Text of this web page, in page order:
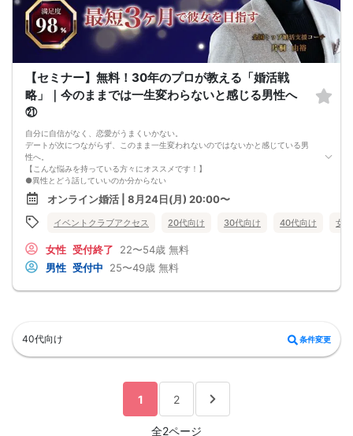
【セミナー】無料！30年のプロが教える「婚活戦
略」｜今のままでは一生変わらないと感じる男性へ
㉑
自分に自信がなく、恋愛がうまくいかない。
デートが次につながらず、このまま一生変われないのではないかと感じている男
性へ。
【こんな悩みを持っている方々にオススメです！】
●異性とどう話していいのか分からない
●婚活パーティー、合コンで上手くいかない
●デートやお見合いが２回目につながらない
●今のままでは一生変わらない気がする
●異性から断られると、自分の人格を否定されている気分になる
最短3ヶ月で彼女ができる可能性を高め、1年以内の結婚を目指すための
恋愛・婚活の具体的な方法をお伝えします。
【婚活戦略セミナーで得られるメリットは！】
●好きになった女性との関係を続けられるようになる
まずは、異性が求めていることを理解し、
それを提供できる自分自身に変化していくことにより、
恋愛婚活が上手くいくようになります。
異性が求めていることを理解し、
それを自然に伝えられる自分に変わることで、
好きな女性から選ばれるようになります。
オンライン婚活 | 8月24日(月) 20:00〜
イベントクラブアクセス 20代向け 30代向け 40代向け 女
女性 受付終了 22〜54歳 無料
男性 受付中 25〜49歳 無料
40代向け 条件変更
1 2
全2ページ